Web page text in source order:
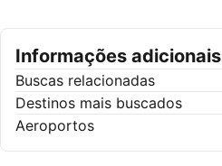
Informações adicionais
Buscas relacionadas
Destinos mais buscados
Aeroportos